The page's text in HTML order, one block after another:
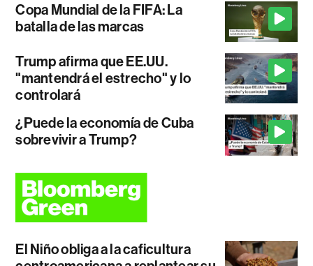
Copa Mundial de la FIFA: La
batalla de las marcas
Trump afirma que EE.UU.
"mantendrá el estrecho" y lo
controlará
¿Puede la economía de Cuba
sobrevivir a Trump?
El Niño obliga a la caficultura